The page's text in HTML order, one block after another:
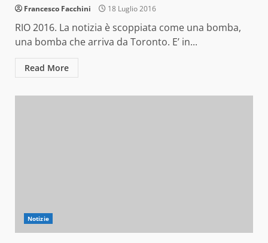
Francesco Facchini 18 Luglio 2016
RIO 2016. La notizia è scoppiata come una bomba,
una bomba che arriva da Toronto. E’ in...
Read More
Notizie